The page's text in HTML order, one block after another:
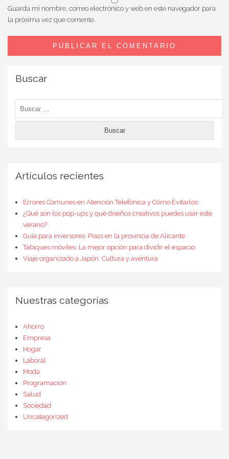
Guarda mi nombre, correo electrónico y web en este navegador para
la próxima vez que comente.
Buscar
Buscar:
Artículos recientes
Errores Comunes en Atención Telefónica y Cómo Evitarlos
¿Qué son los pop-ups y qué diseños creativos puedes usar este
verano?
Guía para inversores: Pisos en la provincia de Alicante
Tabiques móviles: La mejor opción para dividir el espacio
Viaje organizado a Japón: Cultura y aventura
Nuestras categorías
Ahorro
Empresa
Hogar
Laboral
Moda
Programación
Salud
Sociedad
Uncategorized